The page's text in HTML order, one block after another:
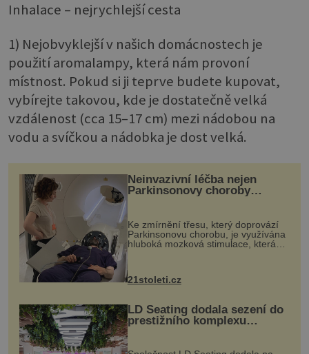
Inhalace – nejrychlejší cesta
1) Nejobvyklejší v našich domácnostech je
použití aromalampy, která nám provoní
místnost. Pokud si ji teprve budete kupovat,
vybírejte takovou, kde je dostatečně velká
vzdálenost (cca 15–17 cm) mezi nádobou na
vodu a svíčkou a nádobka je dost velká.
Neinvazivní léčba nejen
Parkinsonovy choroby
Ke zmírnění třesu, který doprovází
Parkinsonovu chorobu, je využívána
hluboká mozková stimulace, která
však vyžaduje vysoce invazivní
k dostatečně přesnému zacílení ...
21stoleti.cz
LD Seating dodala sezení do
prestižního komplexu
MediaCityUK v Salfordu